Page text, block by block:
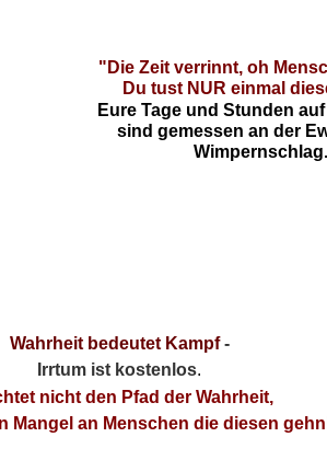
"Die Zeit verrinnt, oh
Du tust NUR einmal
Eure Tage und Stunden
sind gemessen an der
Wimpernschlag.
Wahrheit bedeutet Kampf-
Irrtum ist kostenlos.
nicht den Pfad der Wahrheit,
Mangel an Menschen die diesen